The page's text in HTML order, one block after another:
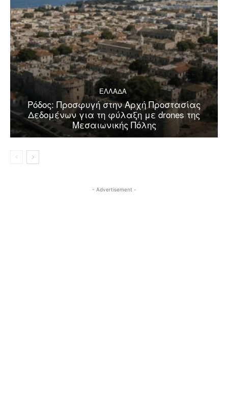
ΕΛΛΑΔΑ
Ρόδος: Προσφυγή στην Αρχή Προστασίας
Δεδομένων για τη φύλαξη με drones της
Μεσαιωνικής Πόλης
- Advertisement -